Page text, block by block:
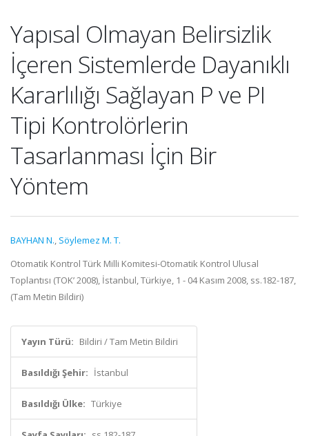
Yapısal Olmayan Belirsizlik
İçeren Sistemlerde Dayanıklı
Kararlılığı Sağlayan P ve PI
Tipi Kontrolörlerin
Tasarlanması İçin Bir
Yöntem
BAYHAN N., Söylemez M. T.
Otomatik Kontrol Türk Milli Komitesi-Otomatik Kontrol Ulusal
Toplantısı (TOK’ 2008), İstanbul, Türkiye, 1 - 04 Kasım 2008, ss.182-187,
(Tam Metin Bildiri)
Yayın Türü: Bildiri / Tam Metin Bildiri
Basıldığı Şehir: İstanbul
Basıldığı Ülke: Türkiye